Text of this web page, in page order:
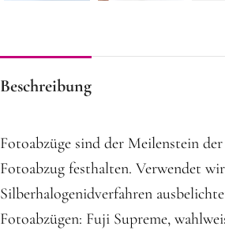
Beschreibung
Fotoabzüge sind der Meilenstein
Fotoabzug festhalten. Verwendet
Silberhalogenidverfahren
Fotoabzügen: Fuji Supreme,